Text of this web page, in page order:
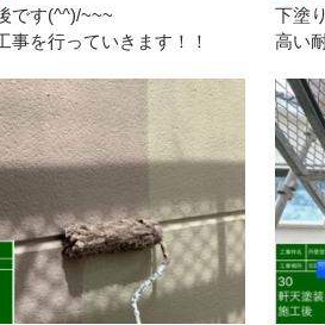
です(^^)/~~~
事を行っていきます！！
下塗
高い